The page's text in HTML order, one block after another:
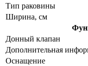
Тип раковины
Ширина, см
Донный клапан
Дополнительная
Оснащение